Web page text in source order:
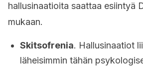
hallusinaatioita saattaa esiintyä
mukaan.
Skitsofrenia. Hallusinaatiot
läheisimmin tähän